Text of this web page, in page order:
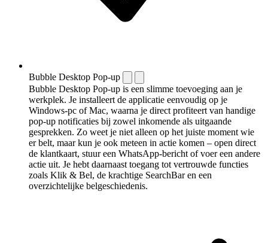
Bubble Desktop Pop-up
Bubble Desktop Pop-up is een slimme toevoeging aan je
werkplek. Je installeert de applicatie eenvoudig op je
Windows-pc of Mac, waarna je direct profiteert van handige
pop-up notificaties bij zowel inkomende als uitgaande
gesprekken. Zo weet je niet alleen op het juiste moment wie
er belt, maar kun je ook meteen in actie komen – open direct
de klantkaart, stuur een WhatsApp-bericht of voer een andere
actie uit. Je hebt daarnaast toegang tot vertrouwde functies
zoals Klik & Bel, de krachtige SearchBar en een
overzichtelijke belgeschiedenis.